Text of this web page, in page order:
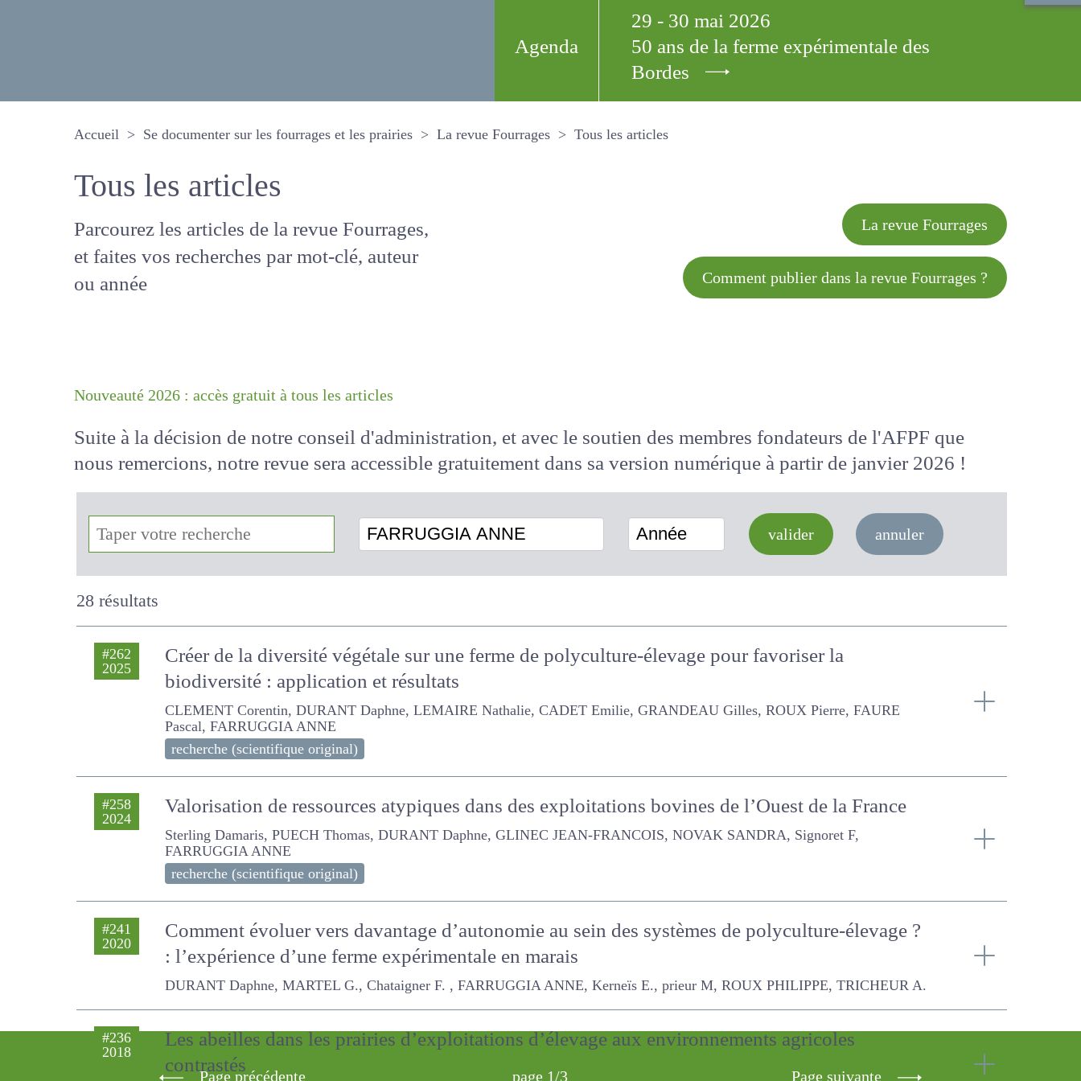
Agenda
29 - 30 mai 2026
50 ans de la ferme expérimentale des
Bordes
Accueil Se documenter sur les fourrages et les prairies La revue Fourrages Tous les articles
Tous les articles
Parcourez les articles de la revue
Fourrages, et faites vos recherches par
mot-clé, auteur ou année
La revue Fourrages
Comment publier dans la revue Fourrages ?
Suite à la décision de notre conseil d'administration, et avec le soutien des membres fondateurs de l'AFPF que
nous remercions, notre revue sera accessiblegratuitementdans sa version numériqueà partir de janvier 2026
!
FARRUGGIA ANNE Année valider annuler
28 résultats
#262
2025
Créer de la diversité végétale sur une ferme de polyculture-élevage pour favoriser la
biodiversité : application et résultats
CLEMENT Corentin, DURANT Daphne, LEMAIRE Nathalie, CADET Emilie, GRANDEAU Gilles, ROUX Pierre, FAURE Pascal, FARRUGGIA
ANNE
recherche (scientifique original)
#258
2024 Valorisation de ressources atypiques dans des exploitations bovines de l’Ouest de la France
Sterling Damaris, PUECH Thomas, DURANT Daphne, GLINEC JEAN-FRANCOIS, NOVAK SANDRA, Signoret F, FARRUGGIA ANNE
recherche (scientifique original)
#241
2020
élevage ? : l’expérience d’une ferme expérimentale en marais
DURANT Daphne, MARTEL G., Chataigner F. , FARRUGGIA ANNE, Kerneïs E., prieur M, ROUX PHILIPPE, TRICHEUR A.
#236
2018
contrastés
Page précédente page 1/3 Page suivante